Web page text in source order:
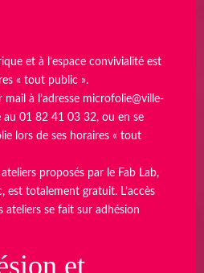
et à l’espace convivialité est
« tout public ».
à l’adresse microfolie@ville-
au 01 82 41 03 32, ou en se
lors de ses horaires « tout
ateliers proposés par le Fab Lab,
est totalement gratuit. L’accès
ateliers se fait sur adhésion
et